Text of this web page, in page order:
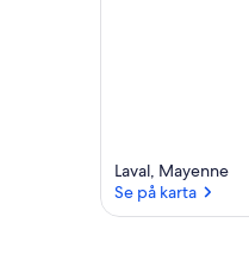
Laval, Mayenne
Se på karta